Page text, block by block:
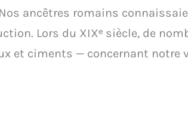
ancêtres romains
Lors du XIXᵉ siècle, de
et ciments — concernant notre